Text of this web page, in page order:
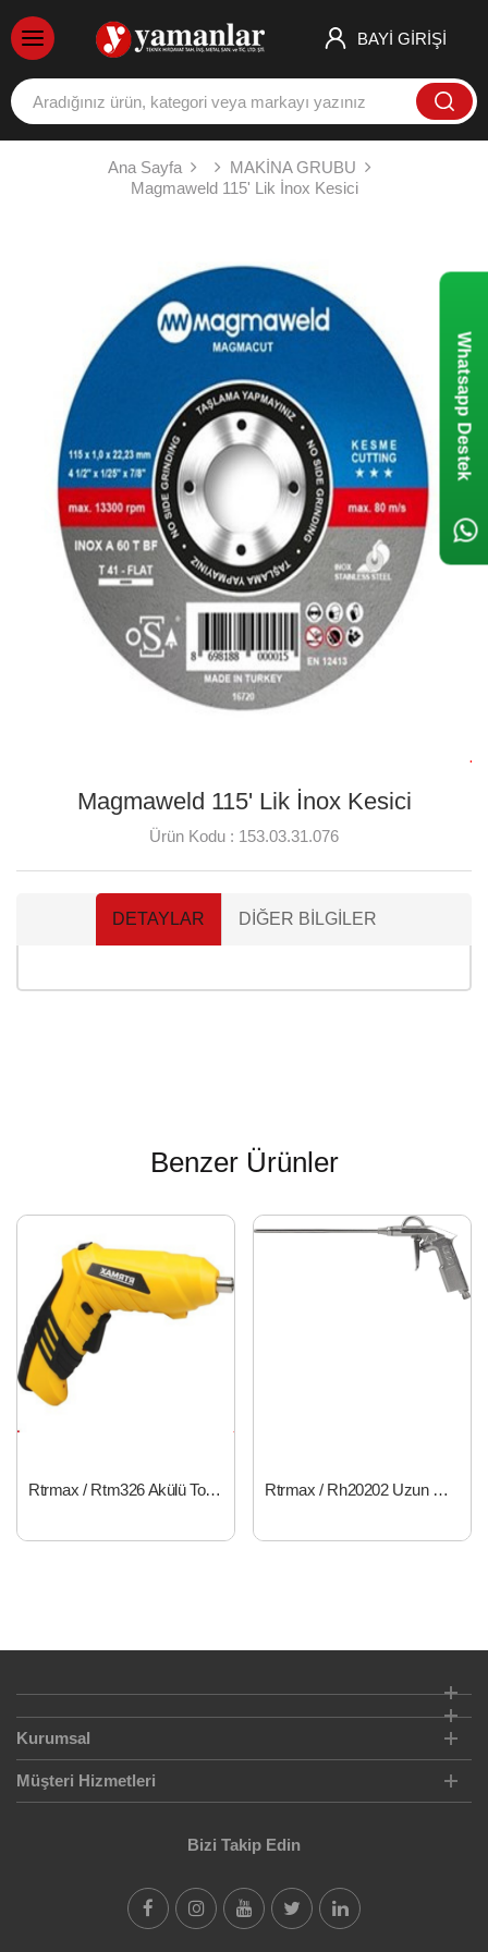
BAYİ GİRİŞİ
Ana Sayfa
MAKİNA GRUBU
Magmaweld 115' Lik İnox Kesici
Magmaweld 115' Lik İnox Kesici
Ürün Kodu : 153.03.31.076
DETAYLAR DIĞER BILGILER
Benzer Ürünler
Rtrmax / Rtm326 Akülü Tornavida Seti 3,6V Li-İon Rtrmax / Rh20202 Uzun Hava Tabancası
Kurumsal
Müşteri Hizmetleri
Bizi Takip Edin
Whatsapp Destek